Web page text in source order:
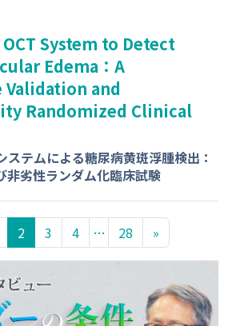
System to Detect
Edema：A
and
Randomized Clinical
ステムによる糖尿病黄斑浮腫検出：
非劣性ランダム化臨床試験
2 3 4 … 28 »